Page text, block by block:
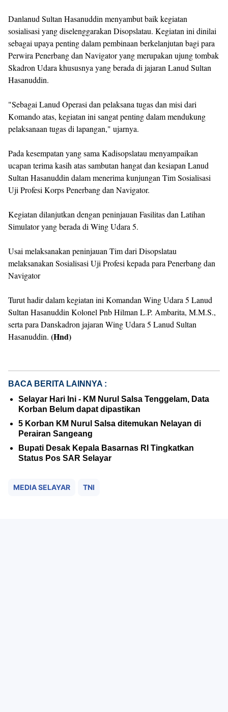
Danlanud Sultan Hasanuddin menyambut baik kegiatan
sosialisasi yang diselenggarakan Disopslatau. Kegiatan ini dinilai
sebagai upaya penting dalam pembinaan berkelanjutan bagi para
Perwira Penerbang dan Navigator yang merupakan ujung tombak
Skadron Udara khususnya yang berada di jajaran Lanud Sultan
Hasanuddin.
"Sebagai Lanud Operasi dan pelaksana tugas dan misi dari
Komando atas, kegiatan ini sangat penting dalam mendukung
pelaksanaan tugas di lapangan," ujarnya.
Pada kesempatan yang sama Kadisopslatau menyampaikan
ucapan terima kasih atas sambutan hangat dan kesiapan Lanud
Sultan Hasanuddin dalam menerima kunjungan Tim Sosialisasi
Uji Profesi Korps Penerbang dan Navigator.
Kegiatan dilanjutkan dengan peninjauan Fasilitas dan Latihan
Simulator yang berada di Wing Udara 5.
Usai melaksanakan peninjauan Tim dari Disopslatau
melaksanakan Sosialisasi Uji Profesi kepada para Penerbang dan
Navigator
Turut hadir dalam kegiatan ini Komandan Wing Udara 5 Lanud
Sultan Hasanuddin Kolonel Pnb Hilman L.P. Ambarita, M.M.S.,
serta para Danskadron jajaran Wing Udara 5 Lanud Sultan
Hasanuddin. (Hnd)
BACA BERITA LAINNYA :
Selayar Hari Ini - KM Nurul Salsa Tenggelam, Data
Korban Belum dapat dipastikan
5 Korban KM Nurul Salsa ditemukan Nelayan di
Perairan Sangeang
Bupati Desak Kepala Basarnas RI Tingkatkan
Status Pos SAR Selayar
MEDIA SELAYAR TNI